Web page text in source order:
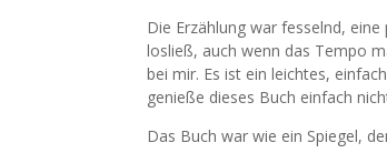
Die Erzählung war fesselnd,
losließ, auch wenn das Tempo
bei mir. Es ist ein leichtes,
genieße dieses Buch einfach
Das Buch war wie ein Spiegel,